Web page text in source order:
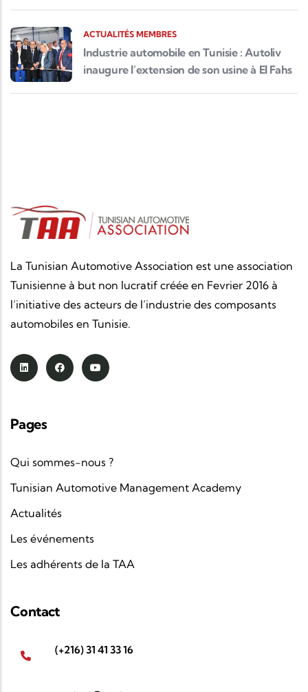
ACTUALITÉS MEMBRES
Industrie automobile en Tunisie : Autoliv
inaugure l’extension de son usine à El Fahs
La Tunisian Automotive Association est une association
Tunisienne à but non lucratif créée en Fevrier 2016 à
l’initiative des acteurs de l’industrie des composants
automobiles en Tunisie.
Pages
Qui sommes-nous ?
Tunisian Automotive Management Academy
Actualités
Les événements
Les adhérents de la TAA
Contact
(+216) 31 41 33 16